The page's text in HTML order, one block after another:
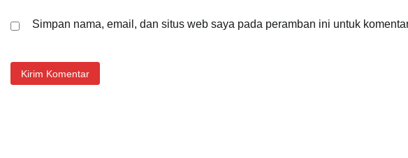
Simpan nama, email, dan situs web saya pada peramban ini untuk